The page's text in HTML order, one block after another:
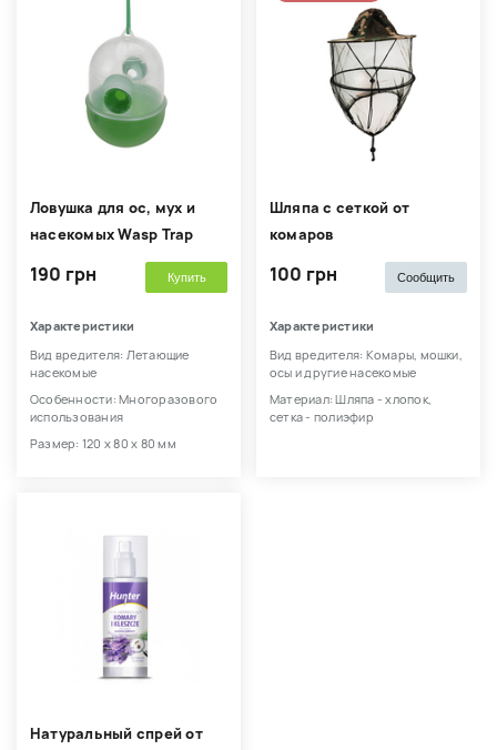
Ловушка для ос, мух и
насекомых Wasp Trap
190 грн Купить
Характеристики
Вид вредителя: Летающие
насекомые
Особенности: Многоразового
использования
Размер: 120 х 80 х 80 мм
Шляпа с сеткой от
комаров
100 грн Сообщить
Характеристики
Вид вредителя: Комары, мошки,
осы и другие насекомые
Материал: Шляпа - хлопок,
сетка - полиэфир
Натуральный спрей от